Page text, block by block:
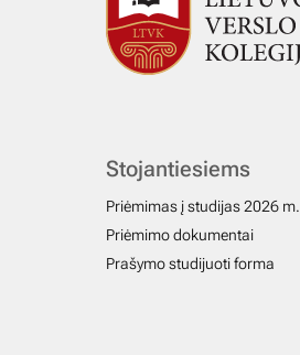
Stojantiesiems
Priėmimas į studijas 2026 m.
Priėmimo dokumentai
Prašymo studijuoti forma